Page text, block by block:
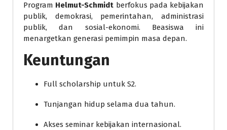
Program Helmut-Schmidt berfokus pada kebijakan
publik, demokrasi, pemerintahan, administrasi
publik, dan sosial-ekonomi. Beasiswa ini
menargetkan generasi pemimpin masa depan.
Keuntungan
Full scholarship untuk S2.
Tunjangan hidup selama dua tahun.
Akses seminar kebijakan internasional.